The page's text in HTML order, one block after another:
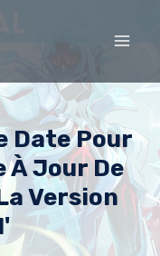
Date Pour
À Jour De
Version